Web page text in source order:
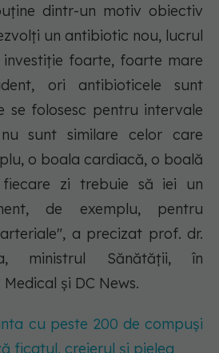
dintr-un motiv obiectiv
un antibiotic nou, lucrul
foarte, foarte mare
ori antibioticele sunt
se folosesc pentru intervale
sunt similare celor care
o boala cardiacă, o boală
zi trebuie să iei un
de exemplu, pentru
a precizat prof. dr.
ministrul Sănătății, în
și DC News.
cu peste 200 de compuși
ficatul, creierul și pielea